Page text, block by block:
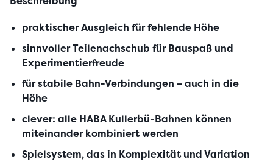
praktischer Ausgleich für fehlende Höhe
sinnvoller Teilenachschub für Bauspaß und
Experimentierfreude
für stabile Bahn-Verbindungen – auch in die
Höhe
clever: alle HABA Kullerbü-Bahnen können
miteinander kombiniert werden
Spielsystem, das in Komplexität und Variation